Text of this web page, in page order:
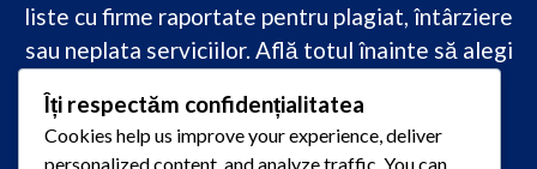
liste cu firme raportate pentru plagiat, întârziere
sau neplata serviciilor. Află totul înainte să alegi
academicădoar pe PareriLucrareLicenta.ro.
Îți respectăm confidențialitatea
Cookies help us improve your experience, deliver
personalized content, and analyze traffic. You can